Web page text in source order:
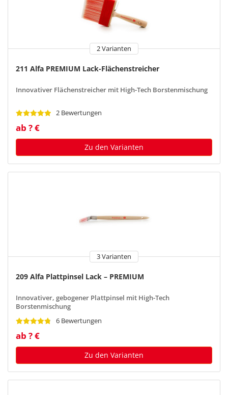
2 Varianten
211 Alfa PREMIUM Lack-Flächenstreicher
Innovativer Flächenstreicher mit High-Tech Borstenmischung
2 Bewertungen
ab ? €
Zu den Varianten
3 Varianten
209 Alfa Plattpinsel Lack – PREMIUM
Innovativer, gebogener Plattpinsel mit High-Tech
Borstenmischung
6 Bewertungen
ab ? €
Zu den Varianten